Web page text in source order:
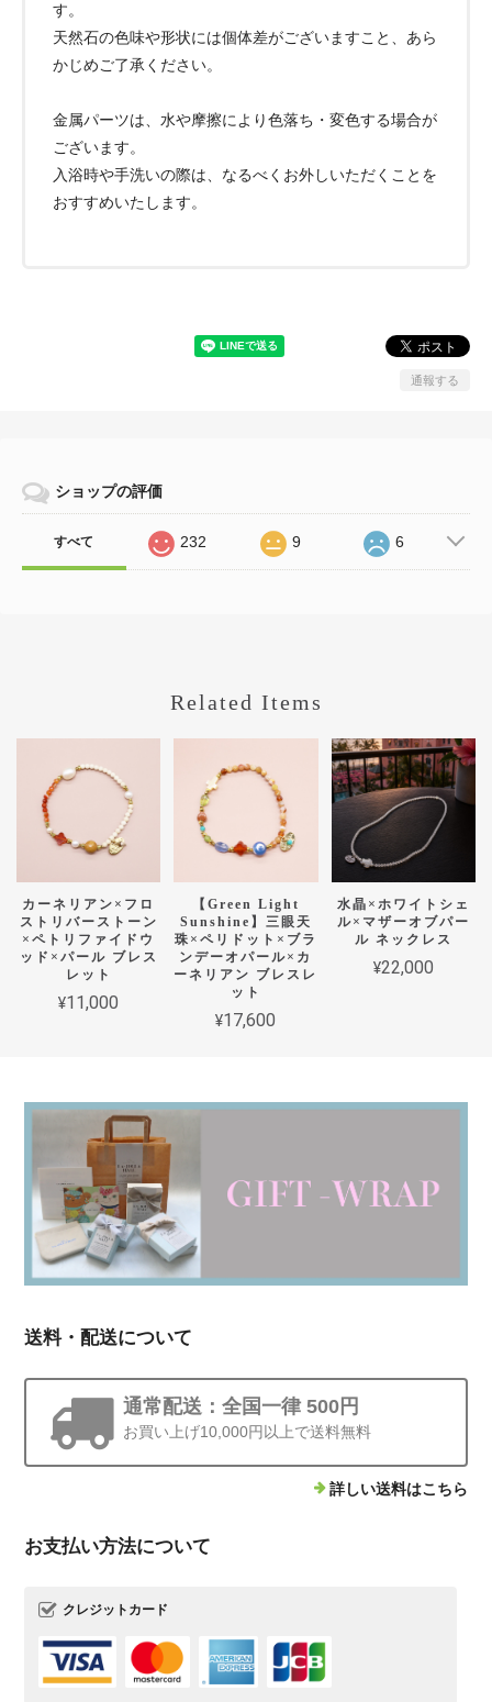
す。
天然石の色味や形状には個体差がございますこと、あら
かじめご了承ください。
金属パーツは、水や摩擦により色落ち・変色する場合が
ございます。
入浴時や手洗いの際は、なるべくお外しいただくことを
おすすめいたします。
通報する
ショップの評価
すべて 232 9 6
Related Items
カーネリアン×フロ
ストリバーストーン
×ペトリファイドウ
ッド×パール ブレス
レット
¥11,000
【Green Light
Sunshine】三眼天
珠×ペリドット×ブラ
ンデーオパール×カ
ーネリアン ブレスレ
ット
¥17,600
水晶×ホワイトシェ
ル×マザーオブパー
ル ネックレス
¥22,000
送料・配送について
通常配送：全国一律 500円
お買い上げ10,000円以上で送料無料
詳しい送料はこちら
お支払い方法について
クレジットカード